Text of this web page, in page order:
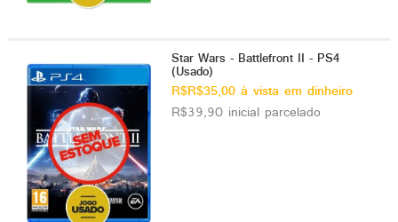
Star Wars - Battlefront II - PS4
(Usado)
R$R$35,00 à vista em dinheiro
R$39,90 inicial parcelado